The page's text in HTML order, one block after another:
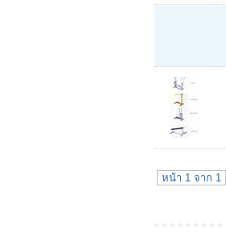
หน้า 1 จาก 1